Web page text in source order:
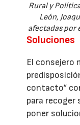
Rural y
León,
afectadas por
Soluciones
El consejero
contacto“
para recoger
poner